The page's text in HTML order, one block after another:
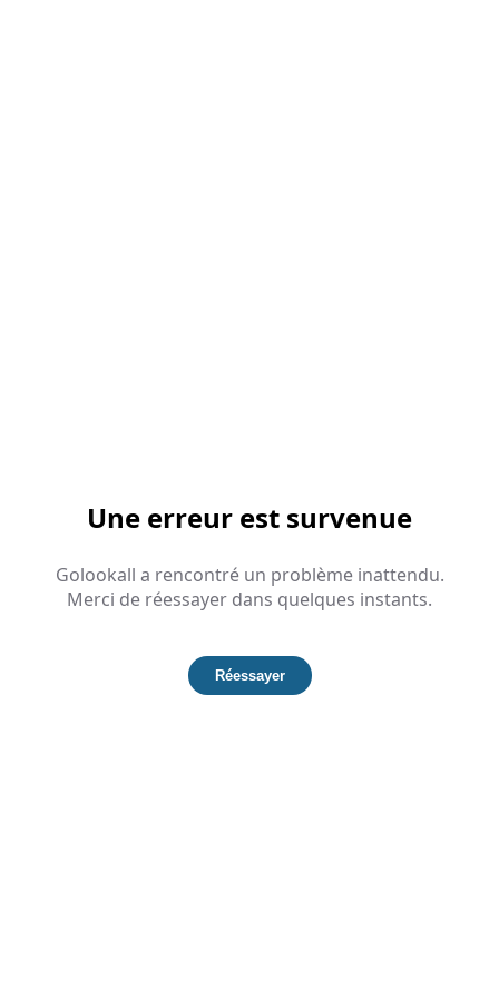
Une erreur est survenue
Golookall a rencontré un problème inattendu.
Merci de réessayer dans quelques instants.
Réessayer